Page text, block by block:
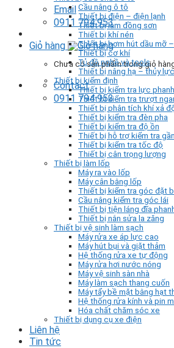
Email
0911 794 953
Giỏ hàng
Chưa có sản phẩm trong giỏ
Contact
0911 794 953
Cầu nâng ô tô
Thiết bị điện – điện lạnh
Thiết bị làm đồng sơn
Thiết bị khí nén
Thiết bị bơm hút dầu mỡ
Thiết bị cơ khí
Tủ đồ nghề và tools
Thiết bị nâng hạ – thủy lực
Thiết bị kiểm định
Thiết bị kiểm tra lực phanh
Thiết bị kiểm tra trượt
Thiết bị phân tích khí xả
Thiết bị kiểm tra đèn pha
Thiết bị kiểm tra độ ồn
Thiết bị hỗ trợ kiểm tra
Thiết bị kiểm tra tốc độ
Thiết bị cân trọng lượng
Thiết bị làm lốp
Máy ra vào lốp
Máy cân bằng lốp
Thiết bị kiểm tra góc đặt
Cầu nâng kiểm tra góc lái
Thiết bị tiện láng đĩa
Thiết bị nắn sửa la zăng
Thiết bị vệ sinh làm sạch
Máy rửa xe áp lực cao
Máy hút bụi và giặt thảm
Hệ thống rửa xe tự động
Máy rửa hơi nước nóng
Máy vệ sinh sàn nhà
Máy làm sạch thang cuốn
Máy tẩy bề mặt bằng hạt
Hệ thống rửa kính và pin
Hóa chất chăm sóc xe
Thiết bị dụng cụ xe điện
Liên hệ
Tin tức